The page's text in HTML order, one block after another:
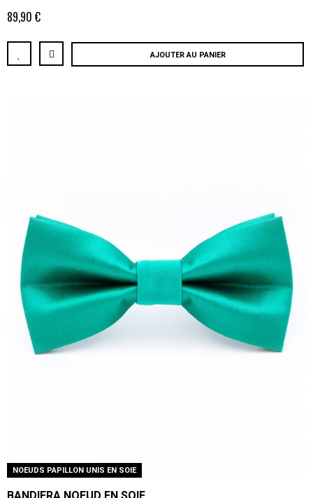
89,90 €
AJOUTER AU PANIER
NOEUDS PAPILLON UNIS EN SOIE